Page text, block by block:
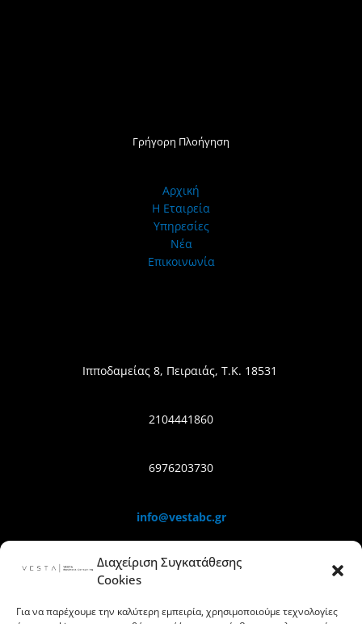
Διαχείριση Συγκατάθεσης
Cookies
Για να παρέχουμε την καλύτερη εμπειρία, χρησιμοποιούμε τεχνολογίες
Γρήγορη Πλοήγηση
Αρχική
Η Εταιρεία
Υπηρεσίες
Νέα
Επικοινωνία
Ιπποδαμείας 8, Πειραιάς, Τ.Κ. 18531
2104441860
6976203730
info@vestabc.gr